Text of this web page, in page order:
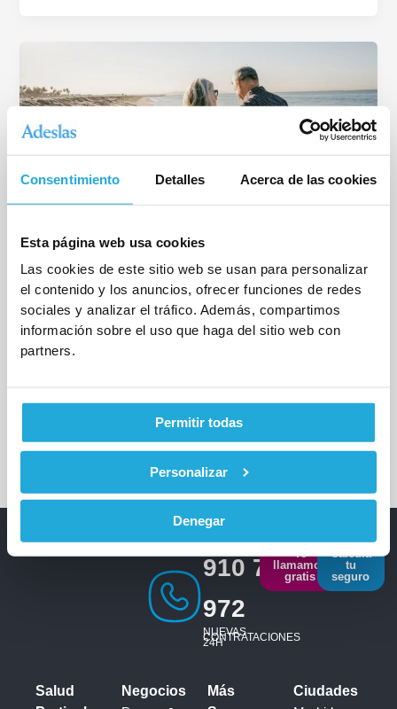
Consentimiento Detalles Acerca de las cookies
Esta página web usa cookies
Las cookies de este sitio web se usan para personalizar
el contenido y los anuncios, ofrecer funciones de redes
sociales y analizar el tráfico. Además, compartimos
información sobre el uso que haga del sitio web con
partners.
Permitir todas
Personalizar
Denegar
Blog
Seguros de decesos con cobertura
internacional
Deja un comentario /Blog/ InformaticoCinpy
Los seguros de decesos con cobertura internacional
España, la familia no
910 793
972
NUEVAS
CONTRATACIONES
24H
Te
llamamos
gratis
Calcula
tu
seguro
Salud
Negocios
Más
Ciudades